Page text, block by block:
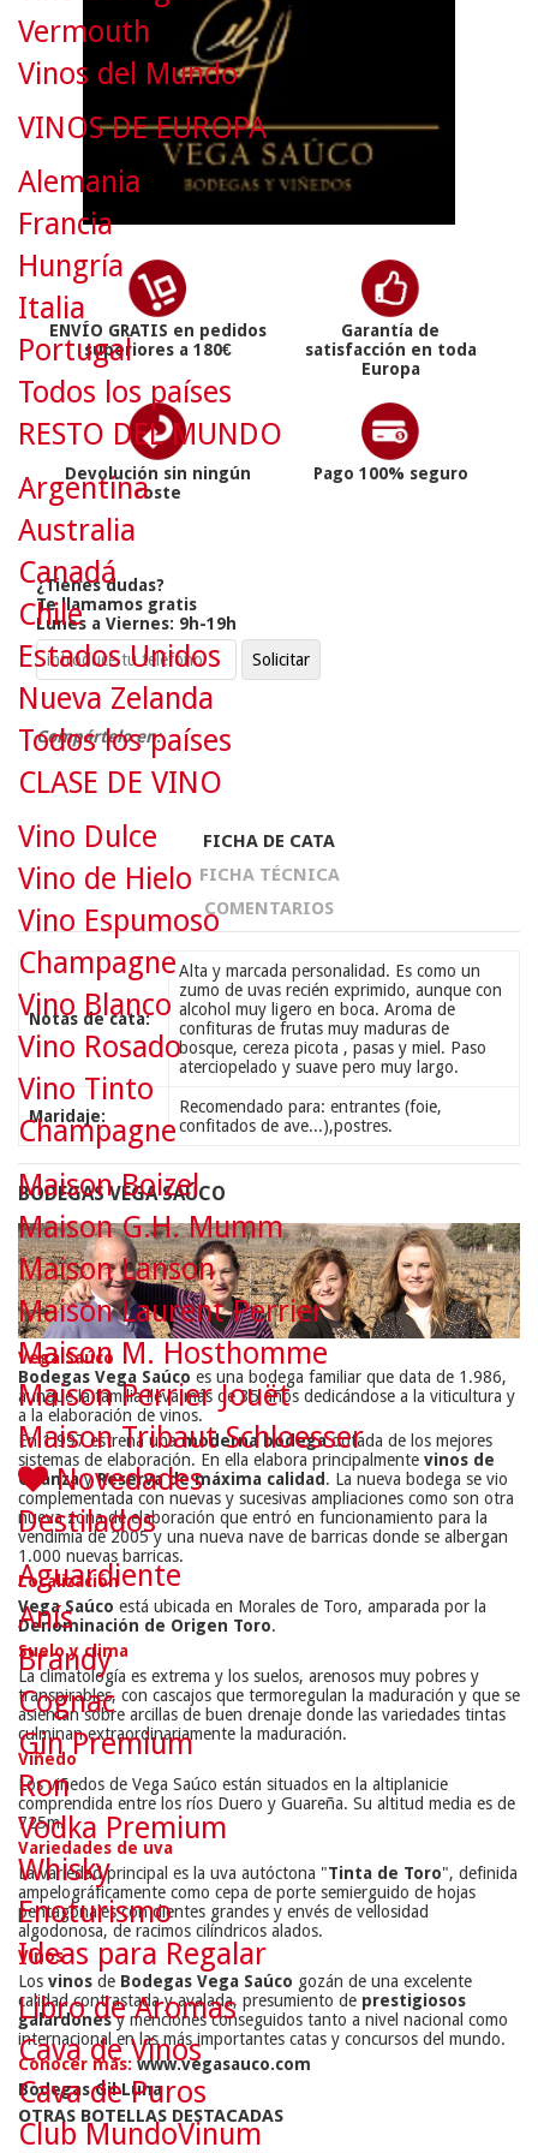
ENVÍO GRATIS en pedidos
superiores a 180€
Garantía de
satisfacción en toda
Europa
Devolución sin ningún
coste
Pago 100% seguro
¿Tienes dudas?
Te llamamos gratis
Lunes a Viernes: 9h-19h
Compártelo en:
FICHA DE CATA
FICHA TÉCNICA
COMENTARIOS
Notas de cata:
Alta y marcada personalidad. Es como un
zumo de uvas recién exprimido, aunque con
alcohol muy ligero en boca. Aroma de
confituras de frutas muy maduras de
bosque, cereza picota , pasas y miel. Paso
aterciopelado y suave pero muy largo.
Maridaje:
Recomendado para: entrantes (foie,
confitados de ave...),postres.
BODEGAS VEGA SAÚCO
Vega Saúco
Bodegas Vega Saúco es una bodega familiar que data de 1.986,
aunque la familia lleva más de 35 años dedicándose a la viticultura y
a la elaboración de vinos.
En 1.997 estrena unamoderna bodegadotada de los mejores
sistemas de elaboración. En ella elabora principalmente vinos de
CrianzayReserva de máxima calidad . La nueva bodega se vio
complementada con nuevas y sucesivas ampliaciones como son otra
nueva zona de elaboración que entró en funcionamiento para la
vendimia de 2005 y una nueva nave de barricas donde se albergan
1.000 nuevas barricas.
Localización
Vega Saúco está ubicada en Morales de Toro, amparada por la
Denominación de Origen Toro.
Suelo y clima
La climatología es extrema y los suelos, arenosos muy pobres y
transpirables, con cascajos que termoregulan la maduración y que se
asientan sobre arcillas de buen drenaje donde las variedades tintas
culminan extraordinariamente la maduración.
Viñedo
Los viñedos de Vega Saúco están situados en la altiplanicie
comprendida entre los ríos Duero y Guareña. Su altitud media es de
725m.
Variedades de uva
La variedad principal es la uva autóctona "Tinta de Toro", definida
ampelográficamente como cepa de porte semierguido de hojas
pentagonales con dientes grandes y envés de vellosidad
algodonosa, de racimos cilíndricos alados.
Vinos
Los vinos de Bodegas Vega Saúco gozán de una excelente
calidad contrastada y avalada, presumiento de prestigiosos
galardonesy menciones conseguidos tanto a nivel nacional como
internacional en las más importantes catas y concursos del mundo.
Conocer más: www.vegasauco.com
Bodegas Gil Luna
OTRAS BOTELLAS DESTACADAS
Vermouth
Vinos del Mundo
VINOS DE EUROPA
Alemania
Francia
Hungría
Italia
Portugal
Todos los países
RESTO DEL MUNDO
Argentina
Australia
Canadá
Chile
Estados Unidos
Nueva Zelanda
Todos los países
CLASE DE VINO
Vino Dulce
Vino de Hielo
Vino Espumoso
Champagne
Vino Blanco
Vino Rosado
Vino Tinto
Champagne
Maison Boizel
Maison G.H. Mumm
Maison Lanson
Maison Laurent Perrier
Maison M. Hosthomme
Maison Perrier Jouët
Maison Tribaut Schloesser
Novedades
Destilados
Aguardiente
Anís
Brandy
Cognac
Gin Premium
Ron
Vodka Premium
Whisky
Enoturismo
Ideas para Regalar
Libro de Aromas
Cava de Vinos
Cava de Puros
Club MundoVinum